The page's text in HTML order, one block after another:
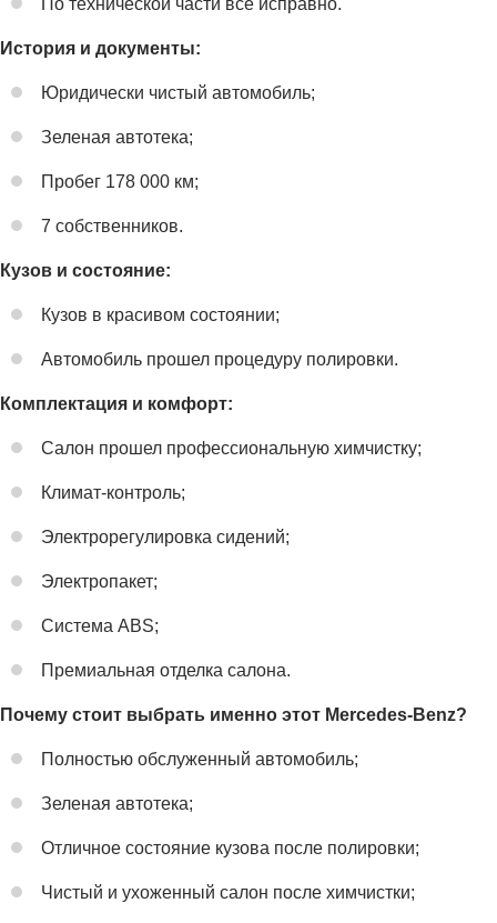
По технической части все исправно.
История и документы:
Юридически чистый автомобиль;
Зеленая автотека;
Пробег 178 000 км;
7 собственников.
Кузов и состояние:
Кузов в красивом состоянии;
Автомобиль прошел процедуру полировки.
Комплектация и комфорт:
Салон прошел профессиональную химчистку;
Климат-контроль;
Электрорегулировка сидений;
Электропакет;
Система ABS;
Премиальная отделка салона.
Почему стоит выбрать именно этот Mercedes-Benz?
Полностью обслуженный автомобиль;
Зеленая автотека;
Отличное состояние кузова после полировки;
Чистый и ухоженный салон после химчистки;